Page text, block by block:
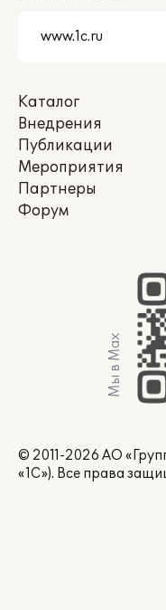
Каталог
Внедрения
Публикации
Мероприятия
Партнеры
Форум
Мы в Max
© 2011-2026 АО
«1С»). Все права